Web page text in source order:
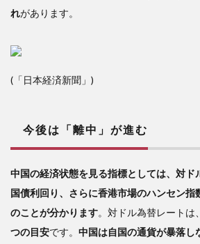
れがあります。
(「日本経済新聞」)
今後は「離中」が進む
中国の経済状態を見る指標としては、対ド
国債利回り、さらに香港市場のハンセン指
のことが分かります。対ドル為替レートは、
つの目安です。 中国は自国の通貨が暴落し